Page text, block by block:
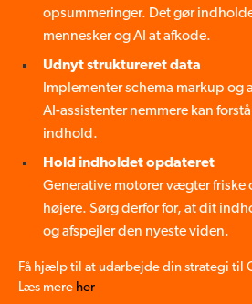
opsummeringer. Det gør
mennesker og AI at afkode.
Udnyt struktureret data
Implementer schema markup og
AI-assistenter nemmere kan
indhold.
Hold indholdet opdateret
Generative motorer vægter friske
højere. Sørg derfor for, at dit
og afspejler den nyeste viden.
Få hjælp til at udarbejde din strategi til
Læs mere her